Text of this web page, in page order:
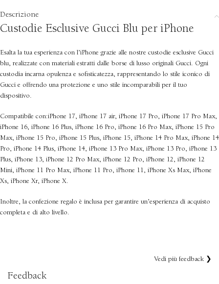
Descrizione
Custodie Esclusive Gucci Blu per iPhone
Esalta la tua esperienza con l’iPhone grazie alle nostre custodie esclusive Gucci
blu, realizzate con materiali estratti dalle borse di lusso originali Gucci. Ogni
custodia incarna opulenza e sofisticatezza, rappresentando lo stile iconico di
Gucci e offrendo una protezione e uno stile incomparabili per il tuo
dispositivo.
Compatibile con:iPhone 17, iPhone 17 air, iPhone 17 Pro, iPhone 17 Pro Max,
iPhone 16, iPhone 16 Plus, iPhone 16 Pro, iPhone 16 Pro Max, iPhone 15 Pro
Max, iPhone 15 Pro, iPhone 15 Plus, iPhone 15, iPhone 14 Pro Max, iPhone 14
Pro, iPhone 14 Plus, iPhone 14, iPhone 13 Pro Max, iPhone 13 Pro, iPhone 13
Plus, iPhone 13, iPhone 12 Pro Max, iPhone 12 Pro, iPhone 12, iPhone 12
Mini, iPhone 11 Pro Max, iPhone 11 Pro, iPhone 11, iPhone Xs Max, iPhone
Xs, iPhone Xr, iPhone X.
Inoltre, la confezione regalo è inclusa per garantire un’esperienza di acquisto
completa e di alto livello.
Feedback
Vedi più feedback ❯